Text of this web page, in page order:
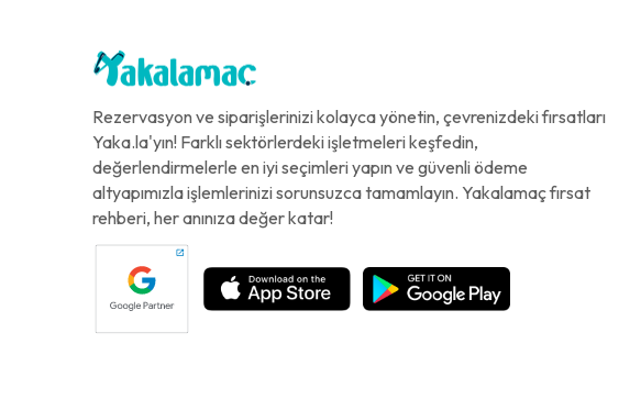
Rezervasyon ve siparişlerinizi kolayca yönetin, çevrenizdeki fırsatları
Yaka.la'yın! Farklı sektörlerdeki işletmeleri keşfedin,
değerlendirmelerle en iyi seçimleri yapın ve güvenli ödeme
altyapımızla işlemlerinizi sorunsuzca tamamlayın. Yakalamaç fırsat
rehberi, her anınıza değer katar!